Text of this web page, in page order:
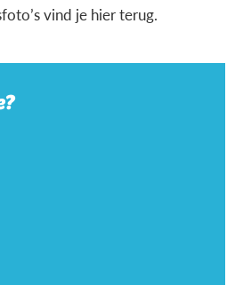
vind je hier terug.